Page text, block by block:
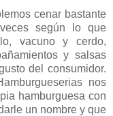
cenar bastante
según lo que
vacuno y cerdo,
y salsas
del consumidor.
nos
hamburguesa con
un nombre y que